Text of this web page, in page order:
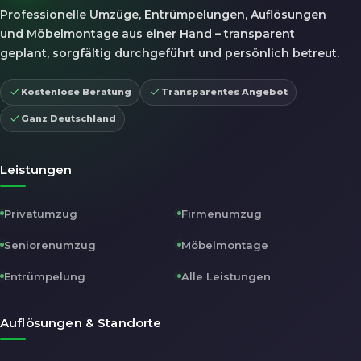
Professionelle Umzüge, Entrümpelungen, Auflösungen
und Möbelmontage aus einer Hand – transparent
geplant, sorgfältig durchgeführt und persönlich betreut.
Kostenlose Beratung Transparentes Angebot
Ganz Deutschland
Leistungen
Privatumzug Firmenumzug
Seniorenumzug Möbelmontage
Entrümpelung Alle Leistungen
Auflösungen & Standorte